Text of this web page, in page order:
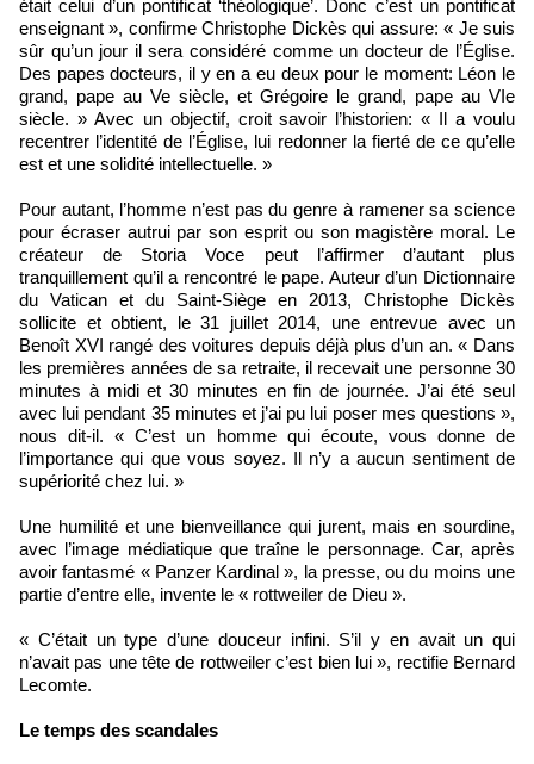
était celui d’un pontificat ‘théologique’. Donc c’est un pontificat
enseignant », confirme Christophe Dickès qui assure: « Je suis
sûr qu’un jour il sera considéré comme un docteur de l’Église.
Des papes docteurs, il y en a eu deux pour le moment: Léon le
grand, pape au Ve siècle, et Grégoire le grand, pape au VIe
siècle. » Avec un objectif, croit savoir l’historien: « Il a voulu
recentrer l’identité de l’Église, lui redonner la fierté de ce qu’elle
est et une solidité intellectuelle. »
Pour autant, l’homme n’est pas du genre à ramener sa science
pour écraser autrui par son esprit ou son magistère moral. Le
créateur de Storia Voce peut l’affirmer d’autant plus
tranquillement qu’il a rencontré le pape. Auteur d’un Dictionnaire
du Vatican et du Saint-Siège en 2013, Christophe Dickès
sollicite et obtient, le 31 juillet 2014, une entrevue avec un
Benoît XVI rangé des voitures depuis déjà plus d’un an. « Dans
les premières années de sa retraite, il recevait une personne 30
minutes à midi et 30 minutes en fin de journée. J’ai été seul
avec lui pendant 35 minutes et j’ai pu lui poser mes questions »,
nous dit-il. « C’est un homme qui écoute, vous donne de
l’importance qui que vous soyez. Il n’y a aucun sentiment de
supériorité chez lui. »
Une humilité et une bienveillance qui jurent, mais en sourdine,
avec l’image médiatique que traîne le personnage. Car, après
avoir fantasmé « Panzer Kardinal », la presse, ou du moins une
partie d’entre elle, invente le « rottweiler de Dieu ».
« C’était un type d’une douceur infini. S’il y en avait un qui
n’avait pas une tête de rottweiler c’est bien lui », rectifie Bernard
Lecomte.
Le temps des scandales